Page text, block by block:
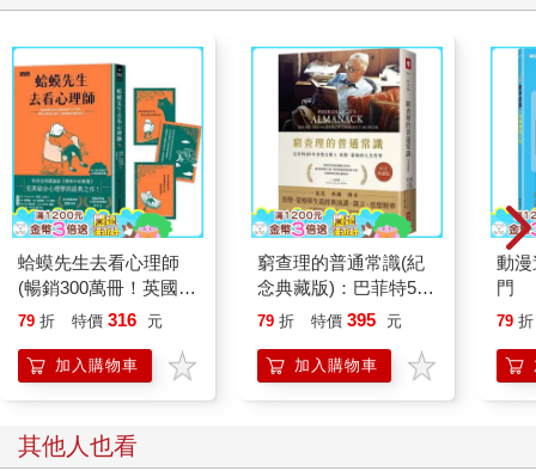
蛤蟆先生去看心理師
(暢銷300萬冊！英國心
理諮商經典，附《蛤蟆
79 折 特價 316 元
加入購物車
窮查理的普通常識(紀
念典藏版)：巴菲特50
年智慧合夥人查理．蒙
79 折 特價 395 元
加入購物車
動
門
79 折
其他人也看